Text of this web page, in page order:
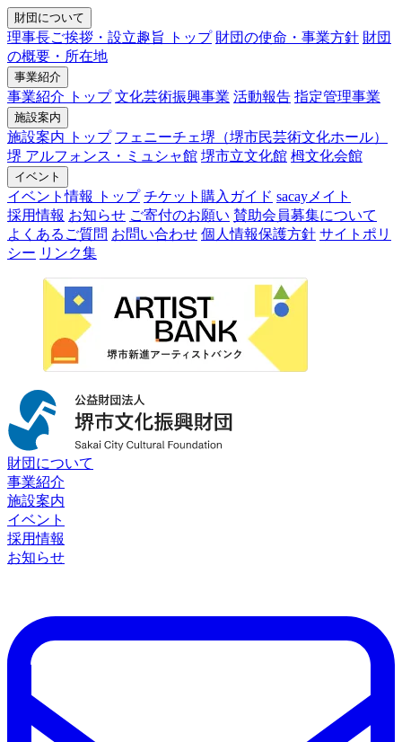
財団について
理事長ご挨拶・設立趣旨 トップ 財団の使命・事業方針 財団
の概要・所在地
事業紹介
事業紹介 トップ 文化芸術振興事業 活動報告 指定管理事業
施設案内
施設案内 トップ フェニーチェ堺（堺市民芸術文化ホール）
堺 アルフォンス・ミュシャ館 堺市立文化館 栂文化会館
イベント
イベント情報 トップ チケット購入ガイド sacayメイト
採用情報 お知らせ ご寄付のお願い 賛助会員募集について
よくあるご質問 お問い合わせ 個人情報保護方針 サイトポリ
シー リンク集
財団について
事業紹介
施設案内
イベント
採用情報
お知らせ